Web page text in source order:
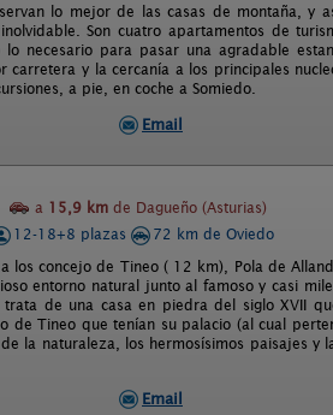
lo mejor de las casas de montaña, y
Son cuatro apartamentos de
necesario para pasar una agradable
carretera y la cercanía a los principales
a pie, en coche a Somiedo.
Email
a 15,9 km de Dagueño (Asturias)
12-18+8 plazas
72 km de Oviedo
los concejo de Tineo ( 12 km), Pola de
entorno natural junto al famoso y casi
de una casa en piedra del siglo XVII
de Tineo que tenían su palacio (al cual
la naturaleza, los hermosísimos paisajes y
Email